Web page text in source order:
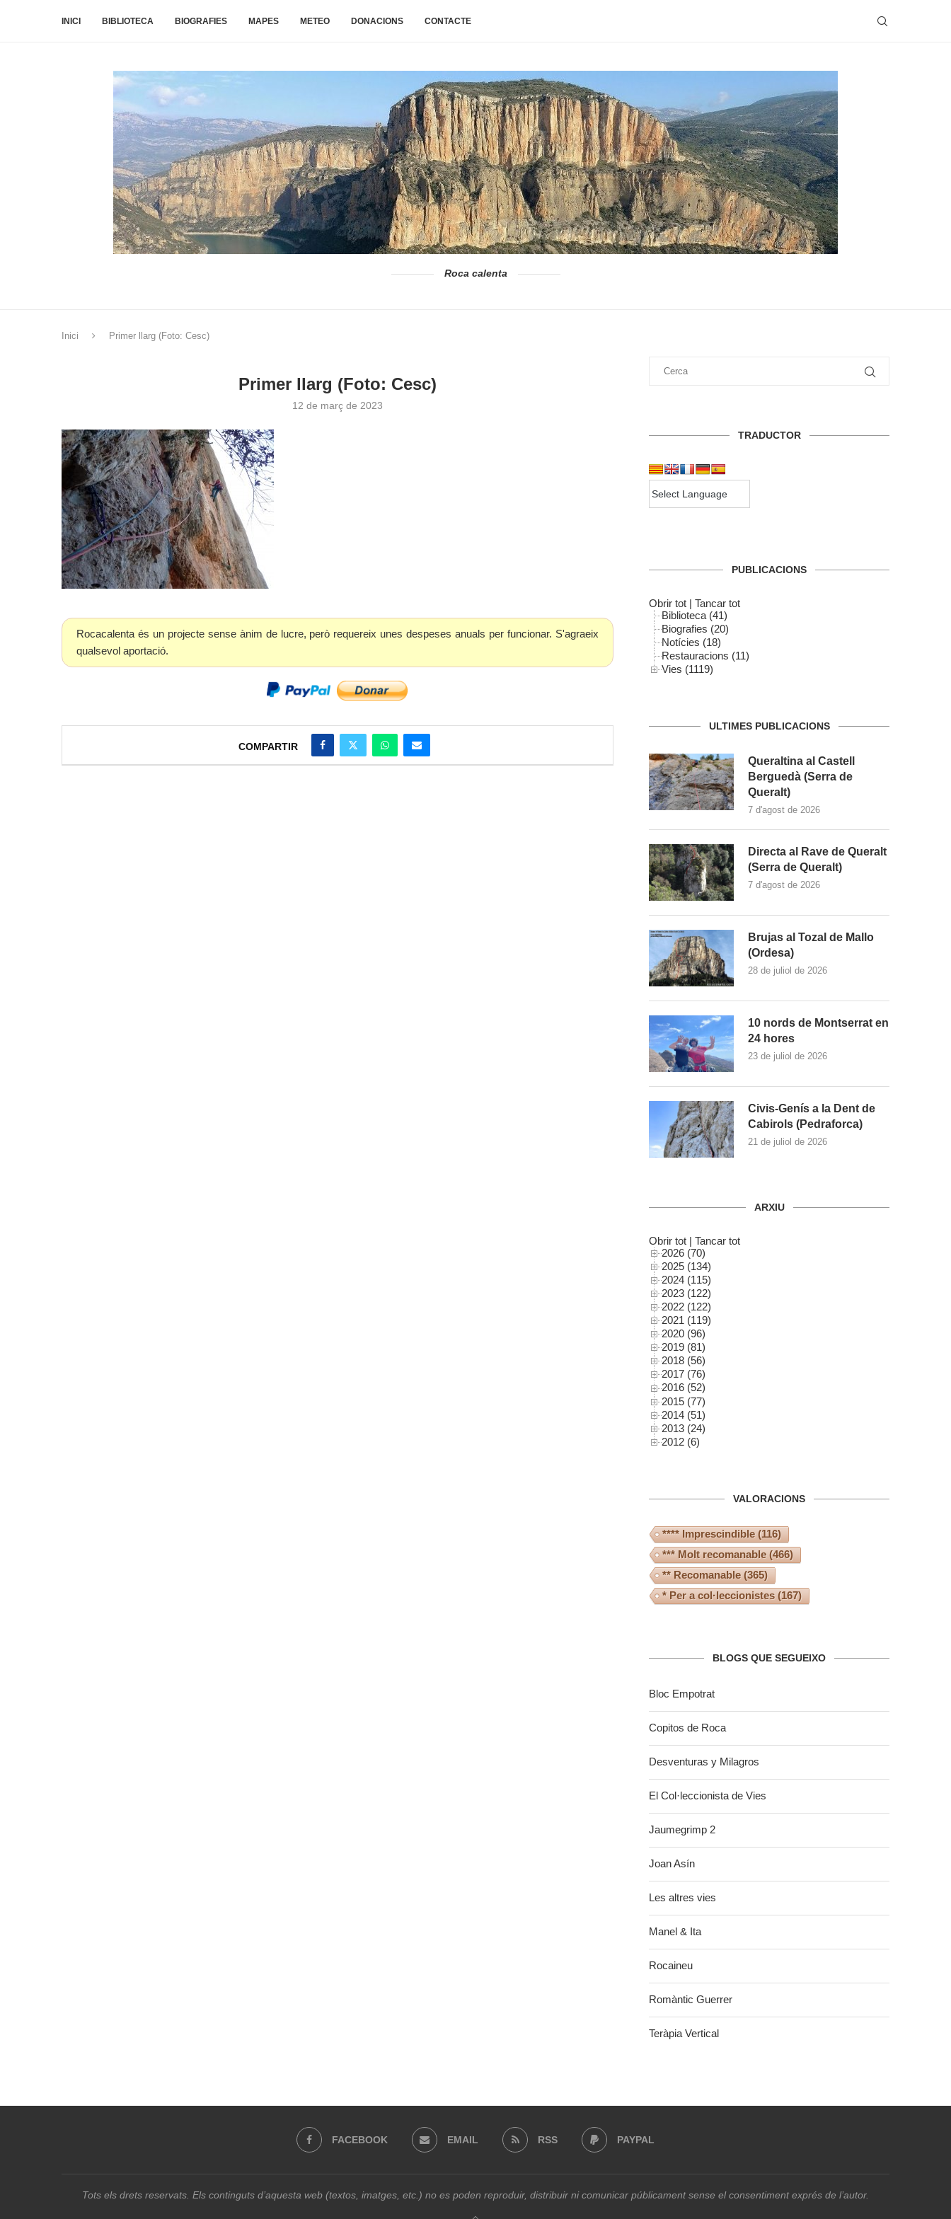
INICI BIBLIOTECA BIOGRAFIES MAPES METEO DONACIONS CONTACTE
Roca calenta
Inici Primer llarg (Foto: Cesc)
Primer llarg (Foto: Cesc)
12 de març de 2023
Rocacalenta és un projecte sense ànim de lucre, però requereix unes despeses anuals per funcionar. S'agraeix
qualsevol aportació.
COMPARTIR
TRADUCTOR
PUBLICACIONS
Obrir tot | Tancar tot
Biblioteca (41)
Biografies (20)
Notícies (18)
Restauracions (11)
Vies (1119)
ULTIMES PUBLICACIONS
Queraltina al Castell
Berguedà (Serra de
Queralt)
7 d'agost de 2026
Directa al Rave de Queralt
(Serra de Queralt)
7 d'agost de 2026
Brujas al Tozal de Mallo
(Ordesa)
28 de juliol de 2026
10 nords de Montserrat en
24 hores
23 de juliol de 2026
Civis-Genís a la Dent de
Cabirols (Pedraforca)
21 de juliol de 2026
ARXIU
Obrir tot | Tancar tot
2026 (70)
2025 (134)
2024 (115)
2023 (122)
2022 (122)
2021 (119)
2020 (96)
2019 (81)
2018 (56)
2017 (76)
2016 (52)
2015 (77)
2014 (51)
2013 (24)
2012 (6)
VALORACIONS
**** Imprescindible(116)
*** Molt recomanable(466)
** Recomanable(365)
* Per a col·leccionistes (167)
BLOGS QUE SEGUEIXO
Bloc Empotrat
Copitos de Roca
Desventuras y Milagros
El Col·leccionista de Vies
Jaumegrimp 2
Joan Asín
Les altres vies
Manel & Ita
Rocaineu
Romàntic Guerrer
Teràpia Vertical
FACEBOOK EMAIL RSS PAYPAL
Tots els drets reservats. Els continguts d’aquesta web (textos, imatges, etc.) no es poden reproduir, distribuir ni comunicar públicament sense el consentiment exprés de l’autor.